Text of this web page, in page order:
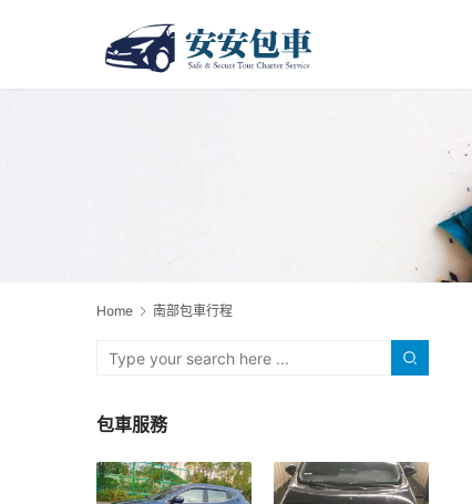
Home 南部包車行程
包車服務